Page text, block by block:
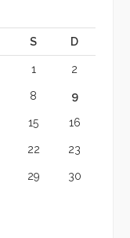
S D
1 2
8 9
15 16
22 23
29 30